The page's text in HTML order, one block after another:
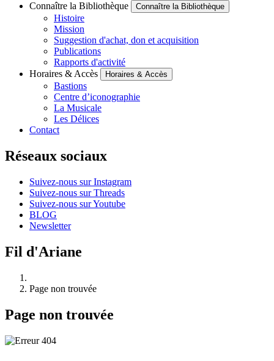
Connaître la Bibliothèque Connaître la Bibliothèque
Histoire
Mission
Suggestion d'achat, don et acquisition
Publications
Rapports d'activité
Horaires & Accès
Horaires & Accès
Bastions
Centre d’iconographie
La Musicale
Les Délices
Contact
Réseaux sociaux
Suivez-nous sur Instagram
Suivez-nous sur Threads
Suivez-nous sur Youtube
BLOG
Newsletter
Fil d'Ariane
Page non trouvée
Page non trouvée